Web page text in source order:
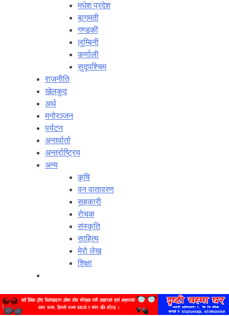
मधेश प्रदेश
बागमती
गण्डकी
लुम्बिनी
कर्णाली
सुदूपश्‍चिम
राजनीति
खेलकुद
अर्थ
मनोरञ्‍जन
पर्यटन
अन्तर्वार्ता
अन्तर्राष्‍ट्रिय
अन्य
कृषि
वन वातावरण
सहकारी
रोचक
संस्कृति
साहित्य
मेरो लेख
शिक्षा